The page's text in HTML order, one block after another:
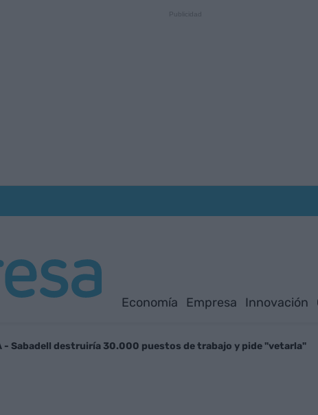
Economía Empresa Innovación
- Sabadell destruiría 30.000 puestos de trabajo y pide "vetarla"